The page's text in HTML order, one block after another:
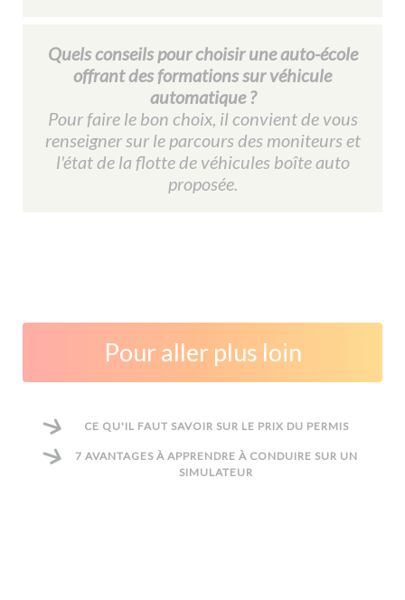
Quels conseils pour choisir une auto-école
offrant des formations sur véhicule
automatique ?
Pour faire le bon choix, il convient de vous
renseigner sur le parcours des moniteurs et
l'état de la flotte de véhicules boîte auto
proposée.
Pour aller plus loin
CE QU'IL FAUT SAVOIR SUR LE PRIX DU PERMIS
7 AVANTAGES À APPRENDRE À CONDUIRE SUR UN
SIMULATEUR